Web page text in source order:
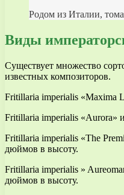
Родом из Италии,
Виды
Существует множество
известных композиторов.
Fritillaria imperialis «Maxima
Fritillaria imperialis «Aurora»
Fritillaria imperialis «The
дюймов в высоту.
Fritillaria imperialis »
дюймов в высоту.